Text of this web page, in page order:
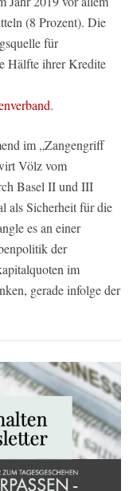
(8 Prozent). Die
für
Hälfte ihrer Kredite
.
im „Zangengriff
Völz vom
Basel II und III
als Sicherheit für die
es an einer
der
im
gerade infolge der